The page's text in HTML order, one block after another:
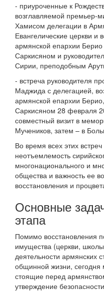
- приуроченные к
возглавляемой
Хамисом делегации в
Евангелические церкви и
армянской епархии
Саркисяном и
Сирии, преподобным
- встреча руководителя
Маджида с делегацией,
армянской епархии
Саркисяном 28 февраля
совместный визит в
Мучеников, затем – в
Во время всех этих
неотъемлемость
многонационального и
общества и важность ее
восстановления и
Основные
этапа
Помимо восстановления
имущества (церкви,
деятельности армянских
общинной жизни, сегодня
стоящие перед
утверждение